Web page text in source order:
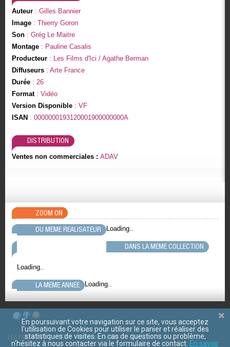
Auteur: Gilles Bannier
Image: Thierry Goron
Son: Grég Le Maitre
Montage: Pauline Casalis
Producteur: Les Films d'Ici / Agathe Berman
Diffuseurs: Arte France
Durée: 26
Format: Vidéo
Version Disponible: VF
ISAN : 0000000193120001900000000A
DISTRIBUTION
Ventes non commerciales : ADAV
ZOOM ON
DU MEME REALISATEUR
Loading..
DANS LA MEME COLLECTION
Loading..
LA MEME ANNEE Loading..
LES FILMS D'ICI CGV Mentions légales Contact
En poursuivant votre navigation sur ce site, vous acceptez
l'utilisation de Cookies pour utiliser le panier et réaliser des
statistiques de visites. En cas de questions ou problème,
n'hésitez à nous contacter via le formulaire de contact. En savoir